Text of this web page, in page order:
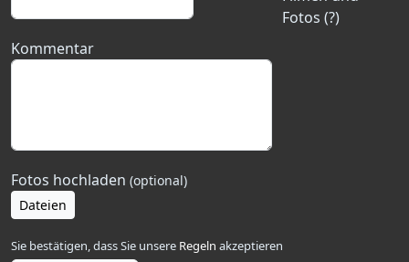
Fotos (?)
Kommentar
Fotos hochladen (optional)
Dateien
Sie bestätigen, dass Sie unsere Regeln akzeptieren